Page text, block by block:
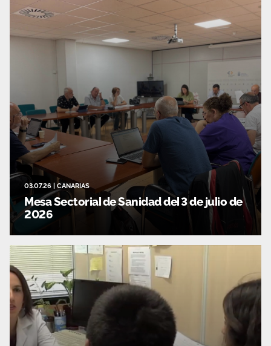
Empleo
Documentos
Publicaciones
Área privada
Únete
03.07.26 CANARIAS
Mesa Sectorial de Sanidad del 3 de julio de
2026